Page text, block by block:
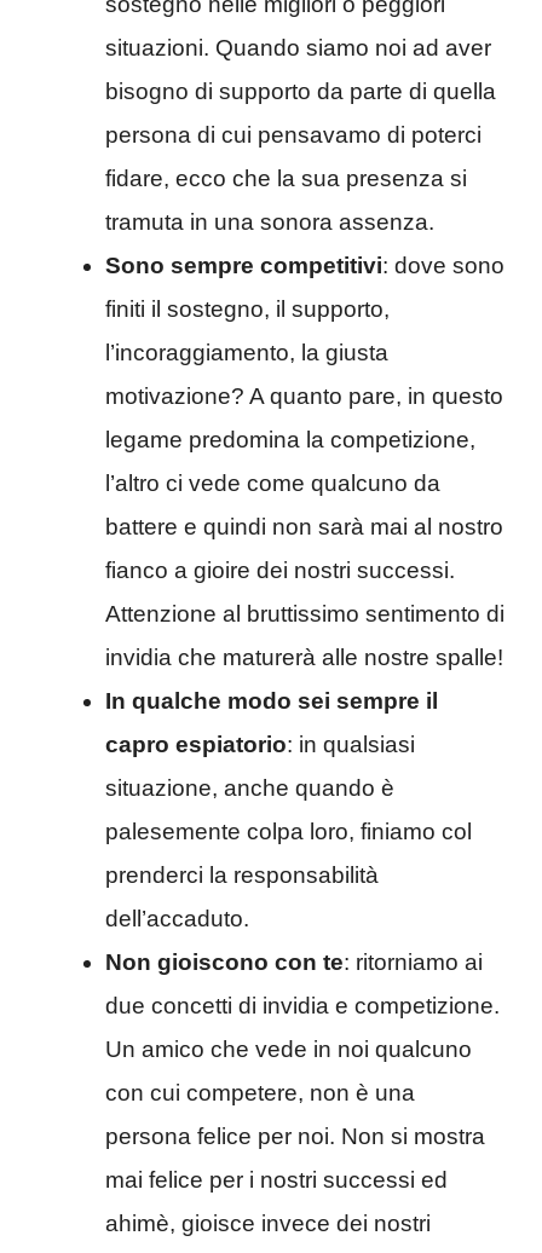
situazioni. Quando siamo noi ad aver
bisogno di supporto da parte di quella
persona di cui pensavamo di poterci
fidare, ecco che la sua presenza si
tramuta in una sonora assenza.
Sono sempre competitivi: dove sono
finiti il sostegno, il supporto,
l’incoraggiamento, la giusta
motivazione? A quanto pare, in questo
legame predomina la competizione,
l’altro ci vede come qualcuno da
battere e quindi non sarà mai al nostro
fianco a gioire dei nostri successi.
Attenzione al bruttissimo sentimento di
invidia che maturerà alle nostre spalle!
In qualche modo sei sempre il
capro espiatorio: in qualsiasi
situazione, anche quando è
palesemente colpa loro, finiamo col
prenderci la responsabilità
dell’accaduto.
Non gioiscono con te: ritorniamo ai
due concetti di invidia e competizione.
Un amico che vede in noi qualcuno
con cui competere, non è una
persona felice per noi. Non si mostra
mai felice per i nostri successi ed
ahimè, gioisce invece dei nostri